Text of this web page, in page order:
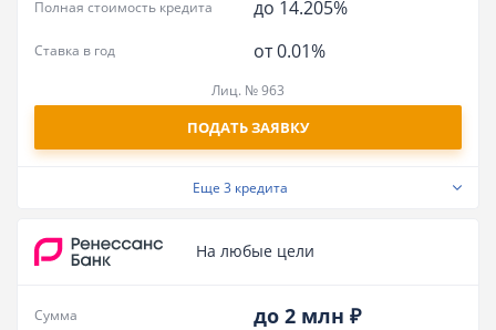
до 14.205%
Полная стоимость кредита
от 0.01%
Ставка в год
Лиц. № 963
ПОДАТЬ ЗАЯВКУ
Еще 3 кредита
На любые цели
до 2 млн ₽
Сумма